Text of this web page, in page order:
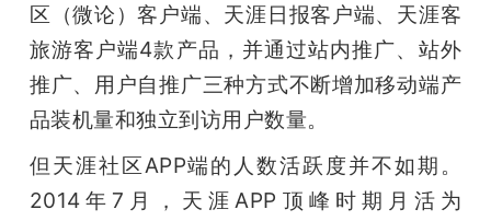
区（微论）客户端、天涯日报客户端、天涯客
旅游客户端4款产品，并通过站内推广、站外
推广、用户自推广三种方式不断增加移动端产
品装机量和独立到访用户数量。
但天涯社区APP端的人数活跃度并不如期。
2014年7月，天涯APP顶峰时期月活为